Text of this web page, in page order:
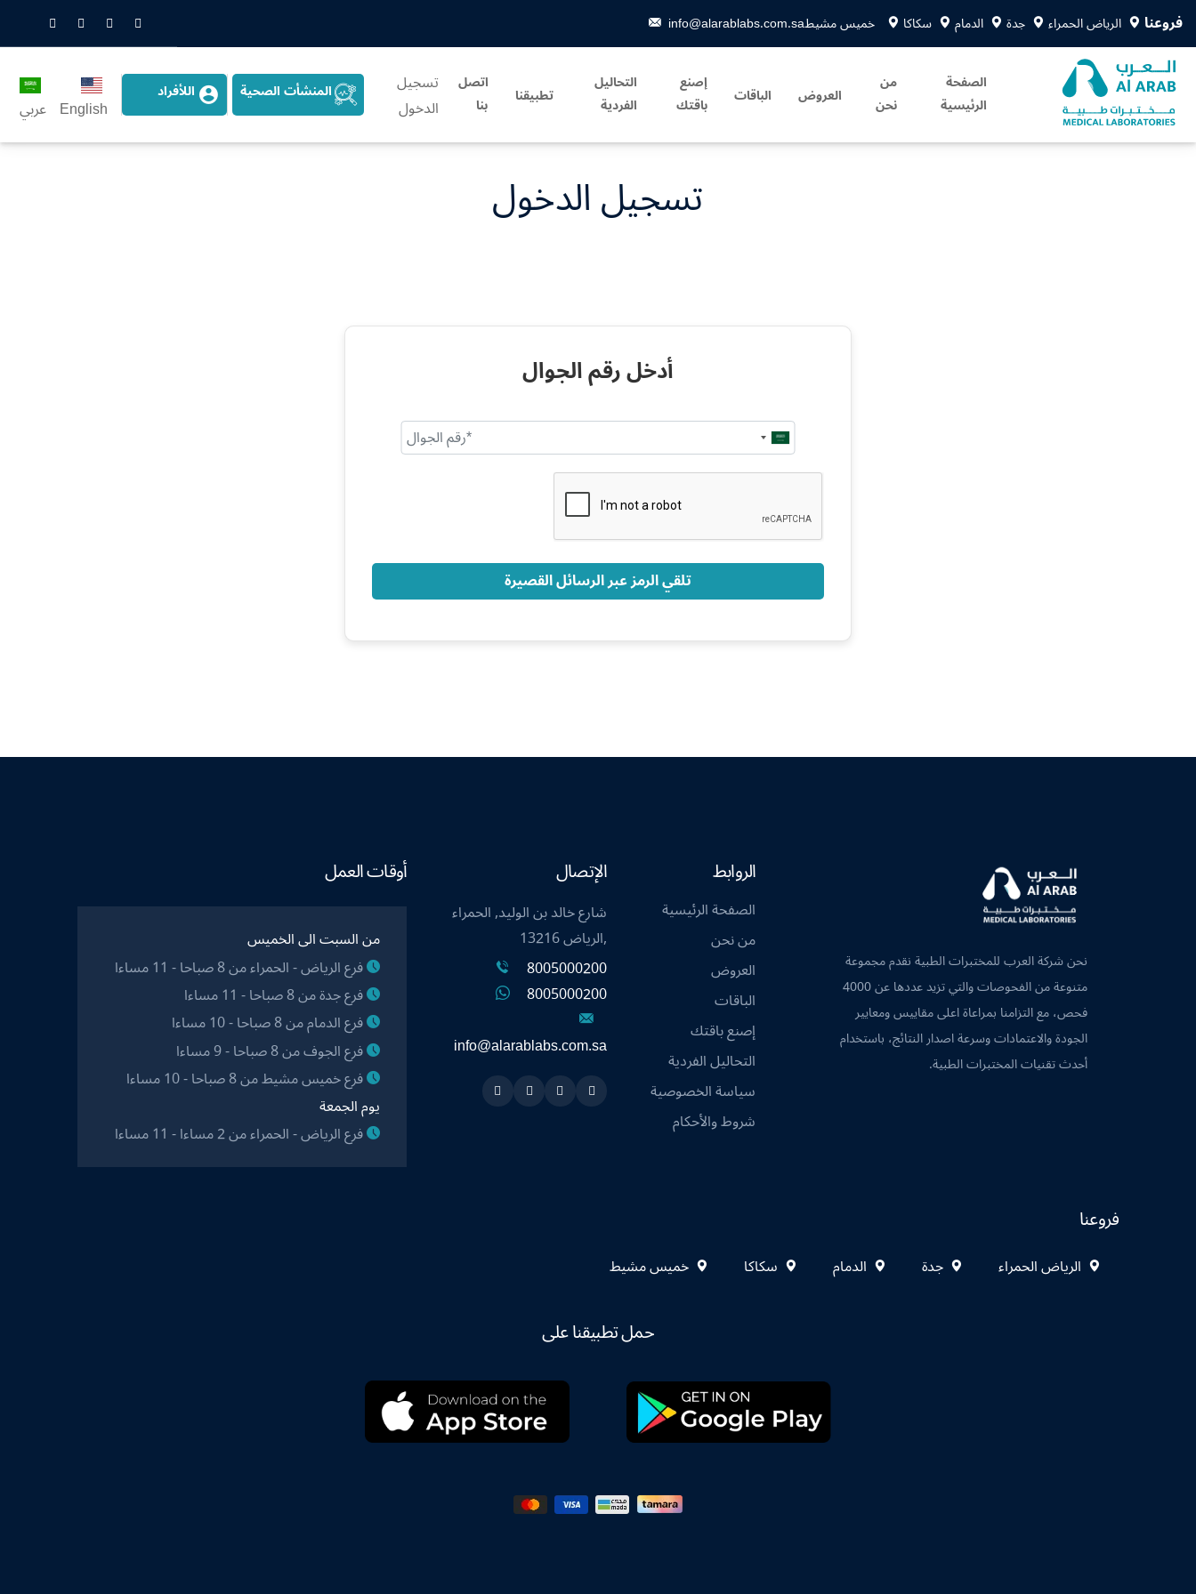
فروعنا الرياض الحمراء جدة الدمام سكاكا خميس مشيطinfo@alarablabs.com.sa
Snapchat
Twitter
LinkedIn
الصفحة
الرئيسية
من
نحن العروض الباقات إصنع
باقتك
التحاليل
الفردية تطبيقنا اتصل
بنا
تسجيل
الدخول
المنشأت الصحية اللأفراد
English عربي
تسجيل الدخول
أدخل رقم الجوال
Saudi
Arabia
تلقي الرمز عبر الرسائل القصيرة
نحن شركة العرب للمختبرات الطبية نقدم مجموعة
متنوعة من الفحوصات والتي تزيد عددها عن 4000
فحص، مع التزامنا بمراعاة اعلى مقاييس ومعايير
الجودة والاعتمادات وسرعة اصدار النتائج، باستخدام
أحدث تقنيات المختبرات الطبية.
الروابط
الصفحة الرئيسية
من نحن
العروض
الباقات
إصنع باقتك
التحاليل الفردية
سياسة الخصوصية
شروط والأحكام
الإتصال
شارع خالد بن الوليد, الحمراء
,الرياض 13216
8005000200
8005000200
info@alarablabs.com.sa
Snapchat
Twitter
Linkedin
Instagram
أوقات العمل
من السبت الى الخميس
فرع الرياض - الحمراء من 8 صباحا - 11 مساءا
فرع جدة من 8 صباحا - 11 مساءا
فرع الدمام من 8 صباحا - 10 مساءا
فرع الجوف من 8 صباحا - 9 مساءا
فرع خميس مشيط من 8 صباحا - 10 مساءا
يوم الجمعة
فرع الرياض - الحمراء من 2 مساءا - 11 مساءا
فروعنا
الرياض الحمراء جدة الدمام سكاكا خميس مشيط
حمل تطبيقنا على